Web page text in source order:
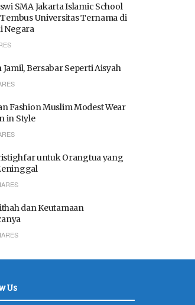
SMA Jakarta Islamic School
Universitas Ternama di
Negara
Bersabar Seperti Aisyah
Fashion Muslim Modest Wear
in Style
untuk Orangtua yang
dan Keutamaan
Us